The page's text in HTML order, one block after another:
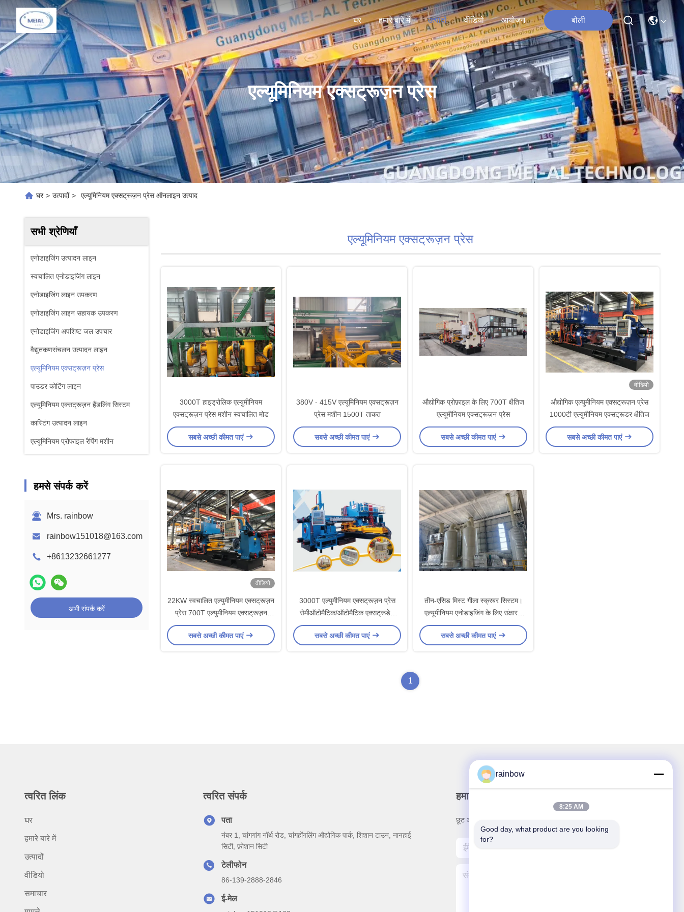
घर हमारे बारे में उत्पादों वीडियो आयोजन बोली
एल्यूमिनियम एक्सट्रूज़न प्रेस
घर > उत्पादों > एल्यूमिनियम एक्सट्रूज़न प्रेस ऑनलाइन उत्पाद
सभी श्रेणियाँ
एनोडाइजिंग उत्पादन लाइन
स्वचालित एनोडाइजिंग लाइन
एनोडाइजिंग लाइन उपकरण
एनोडाइजिंग लाइन सहायक उपकरण
एनोडाइजिंग अपशिष्ट जल उपचार
वैद्युतकणसंचलन उत्पादन लाइन
एल्यूमिनियम एक्सट्रूज़न प्रेस
पाउडर कोटिंग लाइन
एल्यूमिनियम एक्सट्रूज़न हैंडलिंग सिस्टम
कास्टिंग उत्पादन लाइन
एल्यूमिनियम प्रोफाइल रैपिंग मशीन
हमसे संपर्क करें
Mrs. rainbow
rainbow151018@163.com
+8613232661277
अभी संपर्क करें
एल्यूमिनियम एक्सट्रूज़न प्रेस
3000T हाइड्रोलिक एल्युमीनियम
एक्सट्रूज़न प्रेस मशीन स्वचालित मोड
सबसे अच्छी कीमत पाएं
380V - 415V एल्यूमिनियम एक्सट्रूज़न
प्रेस मशीन 1500T ताकत
सबसे अच्छी कीमत पाएं
औद्योगिक प्रोफ़ाइल के लिए 700T क्षैतिज
एल्यूमीनियम एक्सट्रूज़न प्रेस
सबसे अच्छी कीमत पाएं
वीडियो
औद्योगिक एल्युमीनियम एक्सट्रूज़न प्रेस
1000टी एल्युमीनियम एक्सट्रूडर क्षैतिज
सबसे अच्छी कीमत पाएं
वीडियो
22KW स्वचालित एल्युमीनियम एक्सट्रूज़न
प्रेस 700T एल्युमीनियम एक्सट्रूज़न
उपकरण
सबसे अच्छी कीमत पाएं
3000T एल्युमीनियम एक्सट्रूज़न प्रेस
सेमीऑटोमैटिक/ऑटोमैटिक एक्सट्रूडेड
एल्युमीनियम
सबसे अच्छी कीमत पाएं
तीन-एसिड मिस्ट गीला स्क्रबर सिस्टम।
एल्यूमीनियम एनोडाइजिंग के लिए संक्षारण
प्रतिरोधी पीपी अपशिष्ट गैस शुद्धिकरण
टॉवर, पूर्ण गैस संग्रह और तटस्थता
सबसे अच्छी कीमत पाएं
1
त्वरित लिंक
घर
हमारे बारे में
उत्पादों
वीडियो
समाचार
त्वरित संपर्क
पता
नंबर 1, चांगगांग नॉर्थ रोड, चांगहोंगलिंग औद्योगिक पार्क, शिशान टाउन, नानहाई
सिटी, फ़ोशान सिटी
टेलीफोन
86-139-2888-2846
ई-मेल
हमारा न्यूज़लैटर
छूट और अधिक के लिए हमारे न्यूज़लेटर की सदस्यता लें।
rainbow
8:25 AM
Good day, what product are you looking
for?